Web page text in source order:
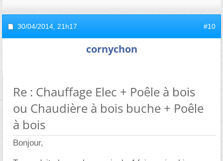
30/04/2014, 21h17 #10
cornychon
Re : Chauffage Elec + Poêle à bois
ou Chaudière à bois buche + Poêle
à bois
Bonjour,